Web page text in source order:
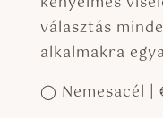
választás
alkalmakra
◯ Nemesacél |